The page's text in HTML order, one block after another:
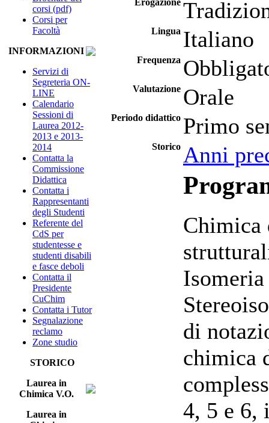
corsi (pdf)
Corsi per
Facoltà
INFORMAZIONI
Servizi di
Segreteria ON-
LINE
Calendario
Sessioni di
Laurea 2012-
2013 e 2013-
2014
Contatta la
Commissione
Didattica
Contatta i
Rappresentanti
degli Studenti
Referente del
CdS per
studentesse e
studenti disabili
e fasce deboli
Contatta il
Presidente
CuChim
Contatta i Tutor
Segnalazione
reclamo
Zone studio
STORICO
Laurea in
Chimica V.O.
Laurea in
Erogazione
Lingua Italiano
Frequenza
Valutazione Orale
Periodo didattico Primo
Storico Anni
Chimica
di
chimica
4, 5 e 6,